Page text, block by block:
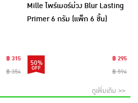
฿ 315
฿ 354
Mille ไพร์เมอร์ม่วง Blur Lasting
Primer 6 กรัม (แพ็ก 6 ชิ้น)
50%
฿ 295
฿ 594
ดูเพิ่มเติม >>